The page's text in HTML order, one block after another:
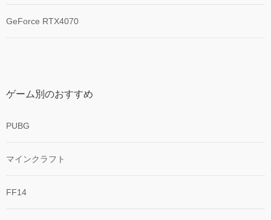
GeForce RTX4070
ゲーム別のおすすめ
PUBG
マインクラフト
FF14